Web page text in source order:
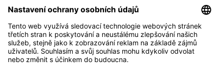
Přihlaste se k odběru novinek
Média
Kikkoman je registrovaná ochranná známka společnosti